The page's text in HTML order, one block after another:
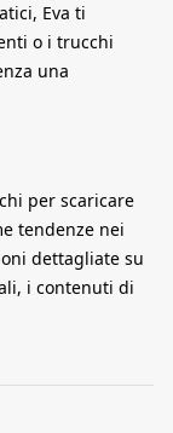
Eva ti
o i trucchi
una
per scaricare
tendenze nei
dettagliate su
i contenuti di